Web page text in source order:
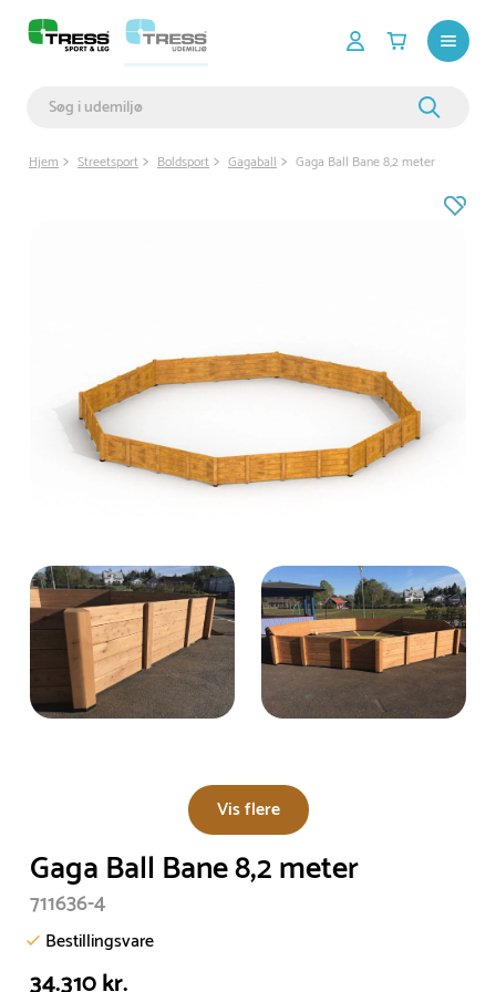
Hjem Streetsport Boldsport Gagaball Gaga Ball Bane 8,2 meter
Vis flere
Gaga Ball Bane 8,2 meter
711636-4
Bestillingsvare